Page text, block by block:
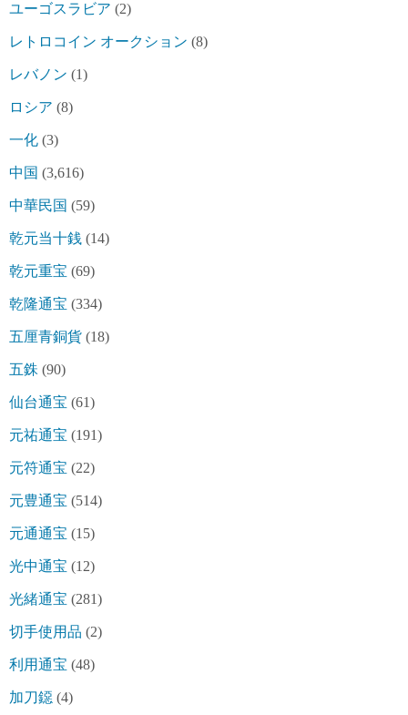
ユーゴスラビア (2)
レトロコイン オークション (8)
レバノン (1)
ロシア (8)
一化 (3)
中国 (3,616)
中華民国 (59)
乾元当十銭 (14)
乾元重宝 (69)
乾隆通宝 (334)
五厘青銅貨 (18)
五銖 (90)
仙台通宝 (61)
元祐通宝 (191)
元符通宝 (22)
元豊通宝 (514)
元通通宝 (15)
光中通宝 (12)
光緒通宝 (281)
切手使用品 (2)
利用通宝 (48)
加刀鐚 (4)